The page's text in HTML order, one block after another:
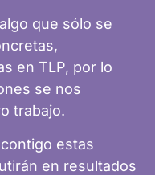
que sólo se
en TLP, por lo
se nos
trabajo.
estas
en resultados